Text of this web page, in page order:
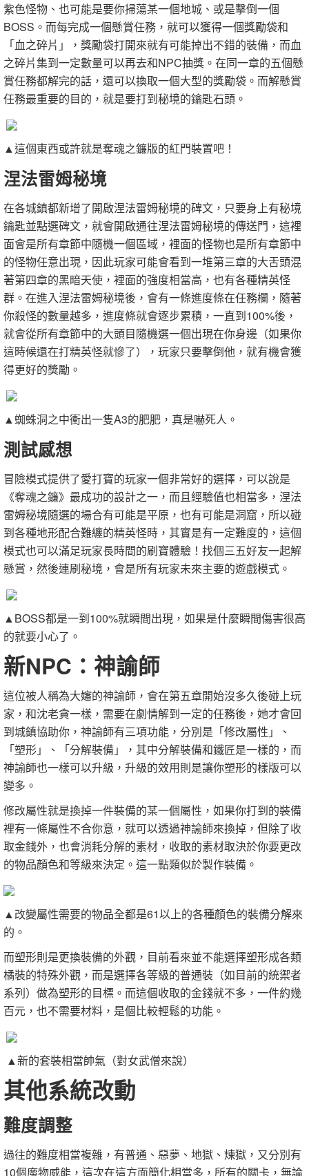
紫色怪物、也可能是要你掃蕩某一個地城、或是擊倒一個
BOSS。而每完成一個懸賞任務，就可以獲得一個獎勵袋和
「血之碎片」，獎勵袋打開來就有可能掉出不錯的裝備，而血
之碎片集到一定數量可以再去和NPC抽獎。在同一章的五個懸
賞任務都解完的話，還可以換取一個大型的獎勵袋。而解懸賞
任務最重要的目的，就是要打到秘境的鑰匙石頭。
▲這個東西或許就是奪魂之鐮版的紅門裝置吧！
涅法雷姆秘境
在各城鎮都新增了開啟涅法雷姆秘境的碑文，只要身上有秘境
鑰匙並點選碑文，就會開啟通往涅法雷姆秘境的傳送門，這裡
面會是所有章節中隨機一個區域，裡面的怪物也是所有章節中
的怪物任意出現，因此玩家可能會看到一堆第三章的大舌頭混
著第四章的黑暗天使，裡面的強度相當高，也有各種精英怪
群。在進入涅法雷姆秘境後，會有一條進度條在任務欄，隨著
你殺怪的數量越多，進度條就會逐步累積，一直到100%後，
就會從所有章節中的大頭目隨機選一個出現在你身邊（如果你
這時候還在打精英怪就慘了），玩家只要擊倒他，就有機會獲
得更好的獎勵。
▲蜘蛛洞之中衝出一隻A3的肥肥，真是嚇死人。
測試感想
冒險模式提供了愛打寶的玩家一個非常好的選擇，可以說是
《奪魂之鐮》最成功的設計之一，而且經驗值也相當多，涅法
雷姆秘境隨選的場合有可能是平原，也有可能是洞窟，所以碰
到各種地形配合難纏的精英怪時，其實是有一定難度的，這個
模式也可以滿足玩家長時間的刷寶體驗！找個三五好友一起解
懸賞，然後連刷秘境，會是所有玩家未來主要的遊戲模式。
▲BOSS都是一到100%就瞬間出現，如果是什麼瞬間傷害很高
的就要小心了。
新NPC：神諭師
這位被人稱為大嬸的神諭師，會在第五章開始沒多久後碰上玩
家，和沈老貪一樣，需要在劇情解到一定的任務後，她才會回
到城鎮協助你，神諭師有三項功能，分別是「修改屬性」、
「塑形」、「分解裝備」，其中分解裝備和鐵匠是一樣的，而
神諭師也一樣可以升級，升級的效用則是讓你塑形的樣版可以
變多。
修改屬性就是換掉一件裝備的某一個屬性，如果你打到的裝備
裡有一條屬性不合你意，就可以透過神諭師來換掉，但除了收
取金錢外，也會消耗分解的素材，收取的素材取決於你要更改
的物品顏色和等級來決定。這一點類似於製作裝備。
▲改變屬性需要的物品全都是61以上的各種顏色的裝備分解來
的。
而塑形則是更換裝備的外觀，目前看來並不能選擇塑形成各類
橘裝的特殊外觀，而是選擇各等級的普通裝（如目前的統禦者
系列）做為塑形的目標。而這個收取的金錢就不多，一件約幾
百元，也不需要材料，是個比較輕鬆的功能。
▲新的套裝相當帥氣（對女武僧來說）
其他系統改動
難度調整
過往的難度相當複雜，有普通、惡夢、地獄、煉獄，又分別有
10個魔物威能，這次在這方面簡化相當多，所有的關卡，無論